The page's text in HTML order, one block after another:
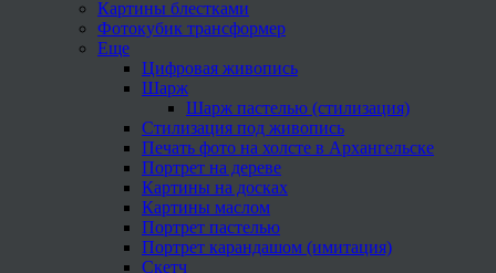
Картины блестками
Фотокубик трансформер
Еще
Цифровая живопись
Шарж
Шарж пастелью (стилизация)
Стилизация под живопись
Печать фото на холсте в Архангельске
Портрет на дереве
Картины на досках
Картины маслом
Портрет пастелью
Портрет карандашом (имитация)
Скетч